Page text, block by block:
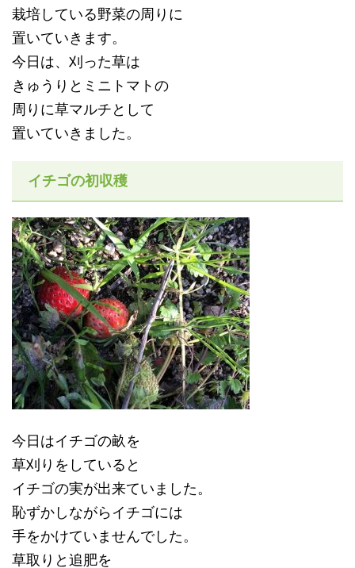
栽培している野菜の周りに
置いていきます。
今日は、刈った草は
きゅうりとミニトマトの
周りに草マルチとして
置いていきました。
イチゴの初収穫
今日はイチゴの畝を
草刈りをしていると
イチゴの実が出来ていました。
恥ずかしながらイチゴには
手をかけていませんでした。
草取りと追肥を